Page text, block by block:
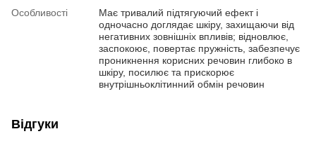
Особливості
Має тривалий підтягуючий ефект і
одночасно доглядає шкіру, захищаючи від
негативних зовнішніх впливів; відновлює,
заспокоює, повертає пружність, забезпечує
проникнення корисних речовин глибоко в
шкіру, посилює та прискорює
внутрішньоклітинний обмін речовин
Відгуки